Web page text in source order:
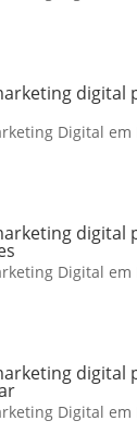
digital
Digital em
digital
Digital em
digital
Digital em